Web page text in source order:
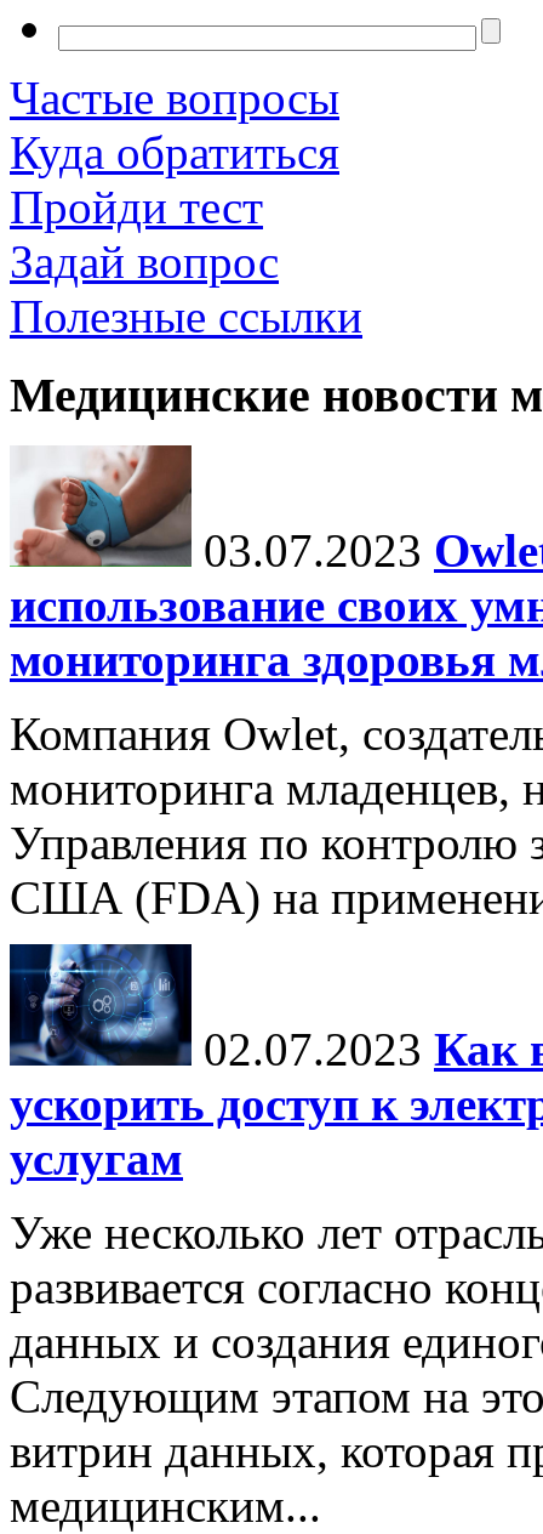
Частые вопросы
Куда обратиться
Пройди тест
Задай вопрос
Полезные ссылки
Медицинские новости
03.07.2023
использование своих
мониторинга здоровья
Компания Owlet,
мониторинга младенцев,
Управления по контролю
США (FDA) на
02.07.2023 Как
ускорить доступ к
услугам
Уже несколько лет
развивается согласно
данных и создания
Следующим этапом на
витрин данных, которая
медицинским...